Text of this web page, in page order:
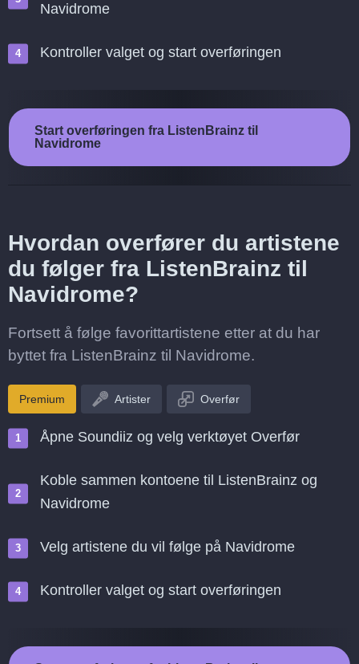
Navidrome
Kontroller valget og start overføringen
Start overføringen fra ListenBrainz til
Navidrome
Hvordan overfører du artistene
du følger fra ListenBrainz til
Navidrome?
Fortsett å følge favorittartistene etter at du har
byttet fra ListenBrainz til Navidrome.
Premium Artister Overfør
Åpne Soundiiz og velg verktøyet Overfør
Koble sammen kontoene til ListenBrainz og
Navidrome
Velg artistene du vil følge på Navidrome
Kontroller valget og start overføringen